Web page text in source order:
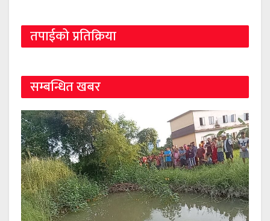
तपाईको प्रतिक्रिया
सम्बन्धित खबर